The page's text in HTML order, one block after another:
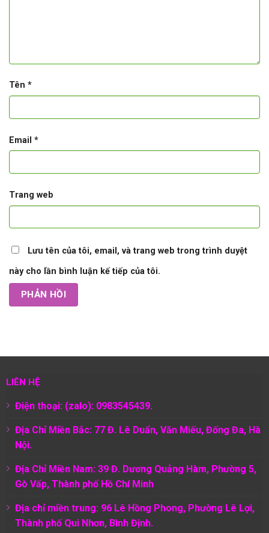
Tên *
Email *
Trang web
Lưu tên của tôi, email, và trang web trong trình duyệt
này cho lần bình luận kế tiếp của tôi.
LIÊN HỆ
Điện thoại: (zalo): 0983545439.
Địa Chỉ Miền Bắc: 77 Đ. Lê Duẩn, Văn Miếu, Đống Đa, Hà
Nội.
Địa Chỉ Miền Nam: 39 Đ. Dương Quảng Hàm, Phường 5,
Gò Vấp, Thành phố Hồ Chí Minh
Địa chỉ miền trung: 96 Lê Hồng Phong, Phường Lê Lợi,
Thành phố Qui Nhơn, Bình Định.